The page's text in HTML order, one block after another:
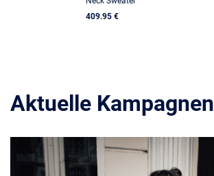
409.95 €
Aktuelle Kampagnen